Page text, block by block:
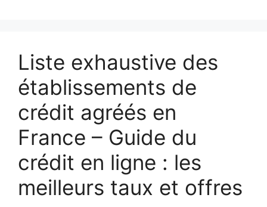
Liste exhaustive des
établissements de
crédit agréés en
France – Guide du
crédit en ligne : les
meilleurs taux et offres